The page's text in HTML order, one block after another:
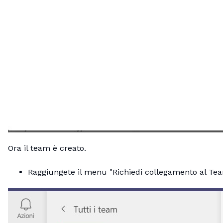
Ora il team è creato.
Raggiungete il menu "Richiedi collegamento al